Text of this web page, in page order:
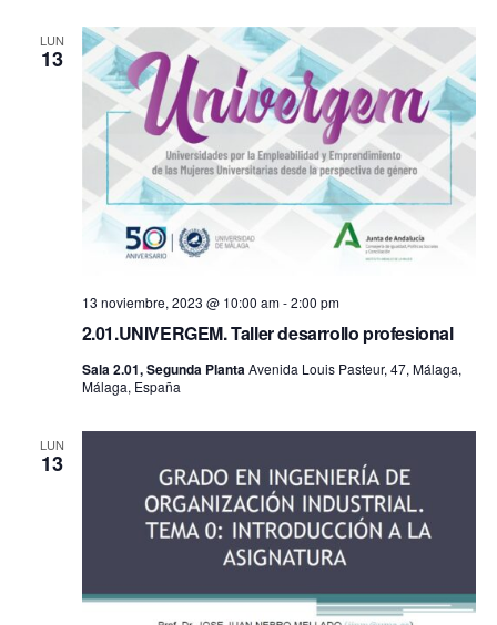
y
vistas
de
de
LUN
13
2.01.UNIVERGEM. Taller desarrollo profesional
13 noviembre, 2023 @ 10:00 am-2:00 pm
Sala 2.01, Segunda Planta Avenida Louis Pasteur, 47, Málaga,
Málaga, España
LUN
13